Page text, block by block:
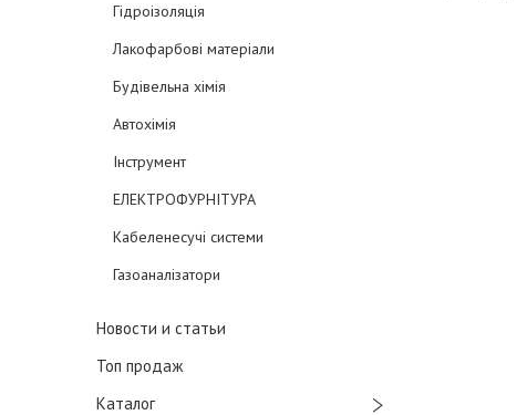
Гідроізоляція
Лакофарбові матеріали
Будівельна хімія
Автохімія
Інструмент
ЕЛЕКТРОФУРНІТУРА
Кабеленесучі системи
Газоаналізатори
Новости и статьи
Топ продаж
Каталог